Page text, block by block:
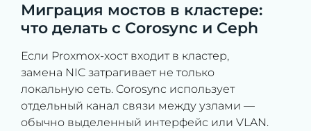
Миграция мостов в кластере:
что делать с Corosync и Ceph
Если Proxmox-хост входит в кластер,
замена NIC затрагивает не только
локальную сеть. Corosync использует
отдельный канал связи между узлами —
обычно выделенный интерфейс или VLAN.